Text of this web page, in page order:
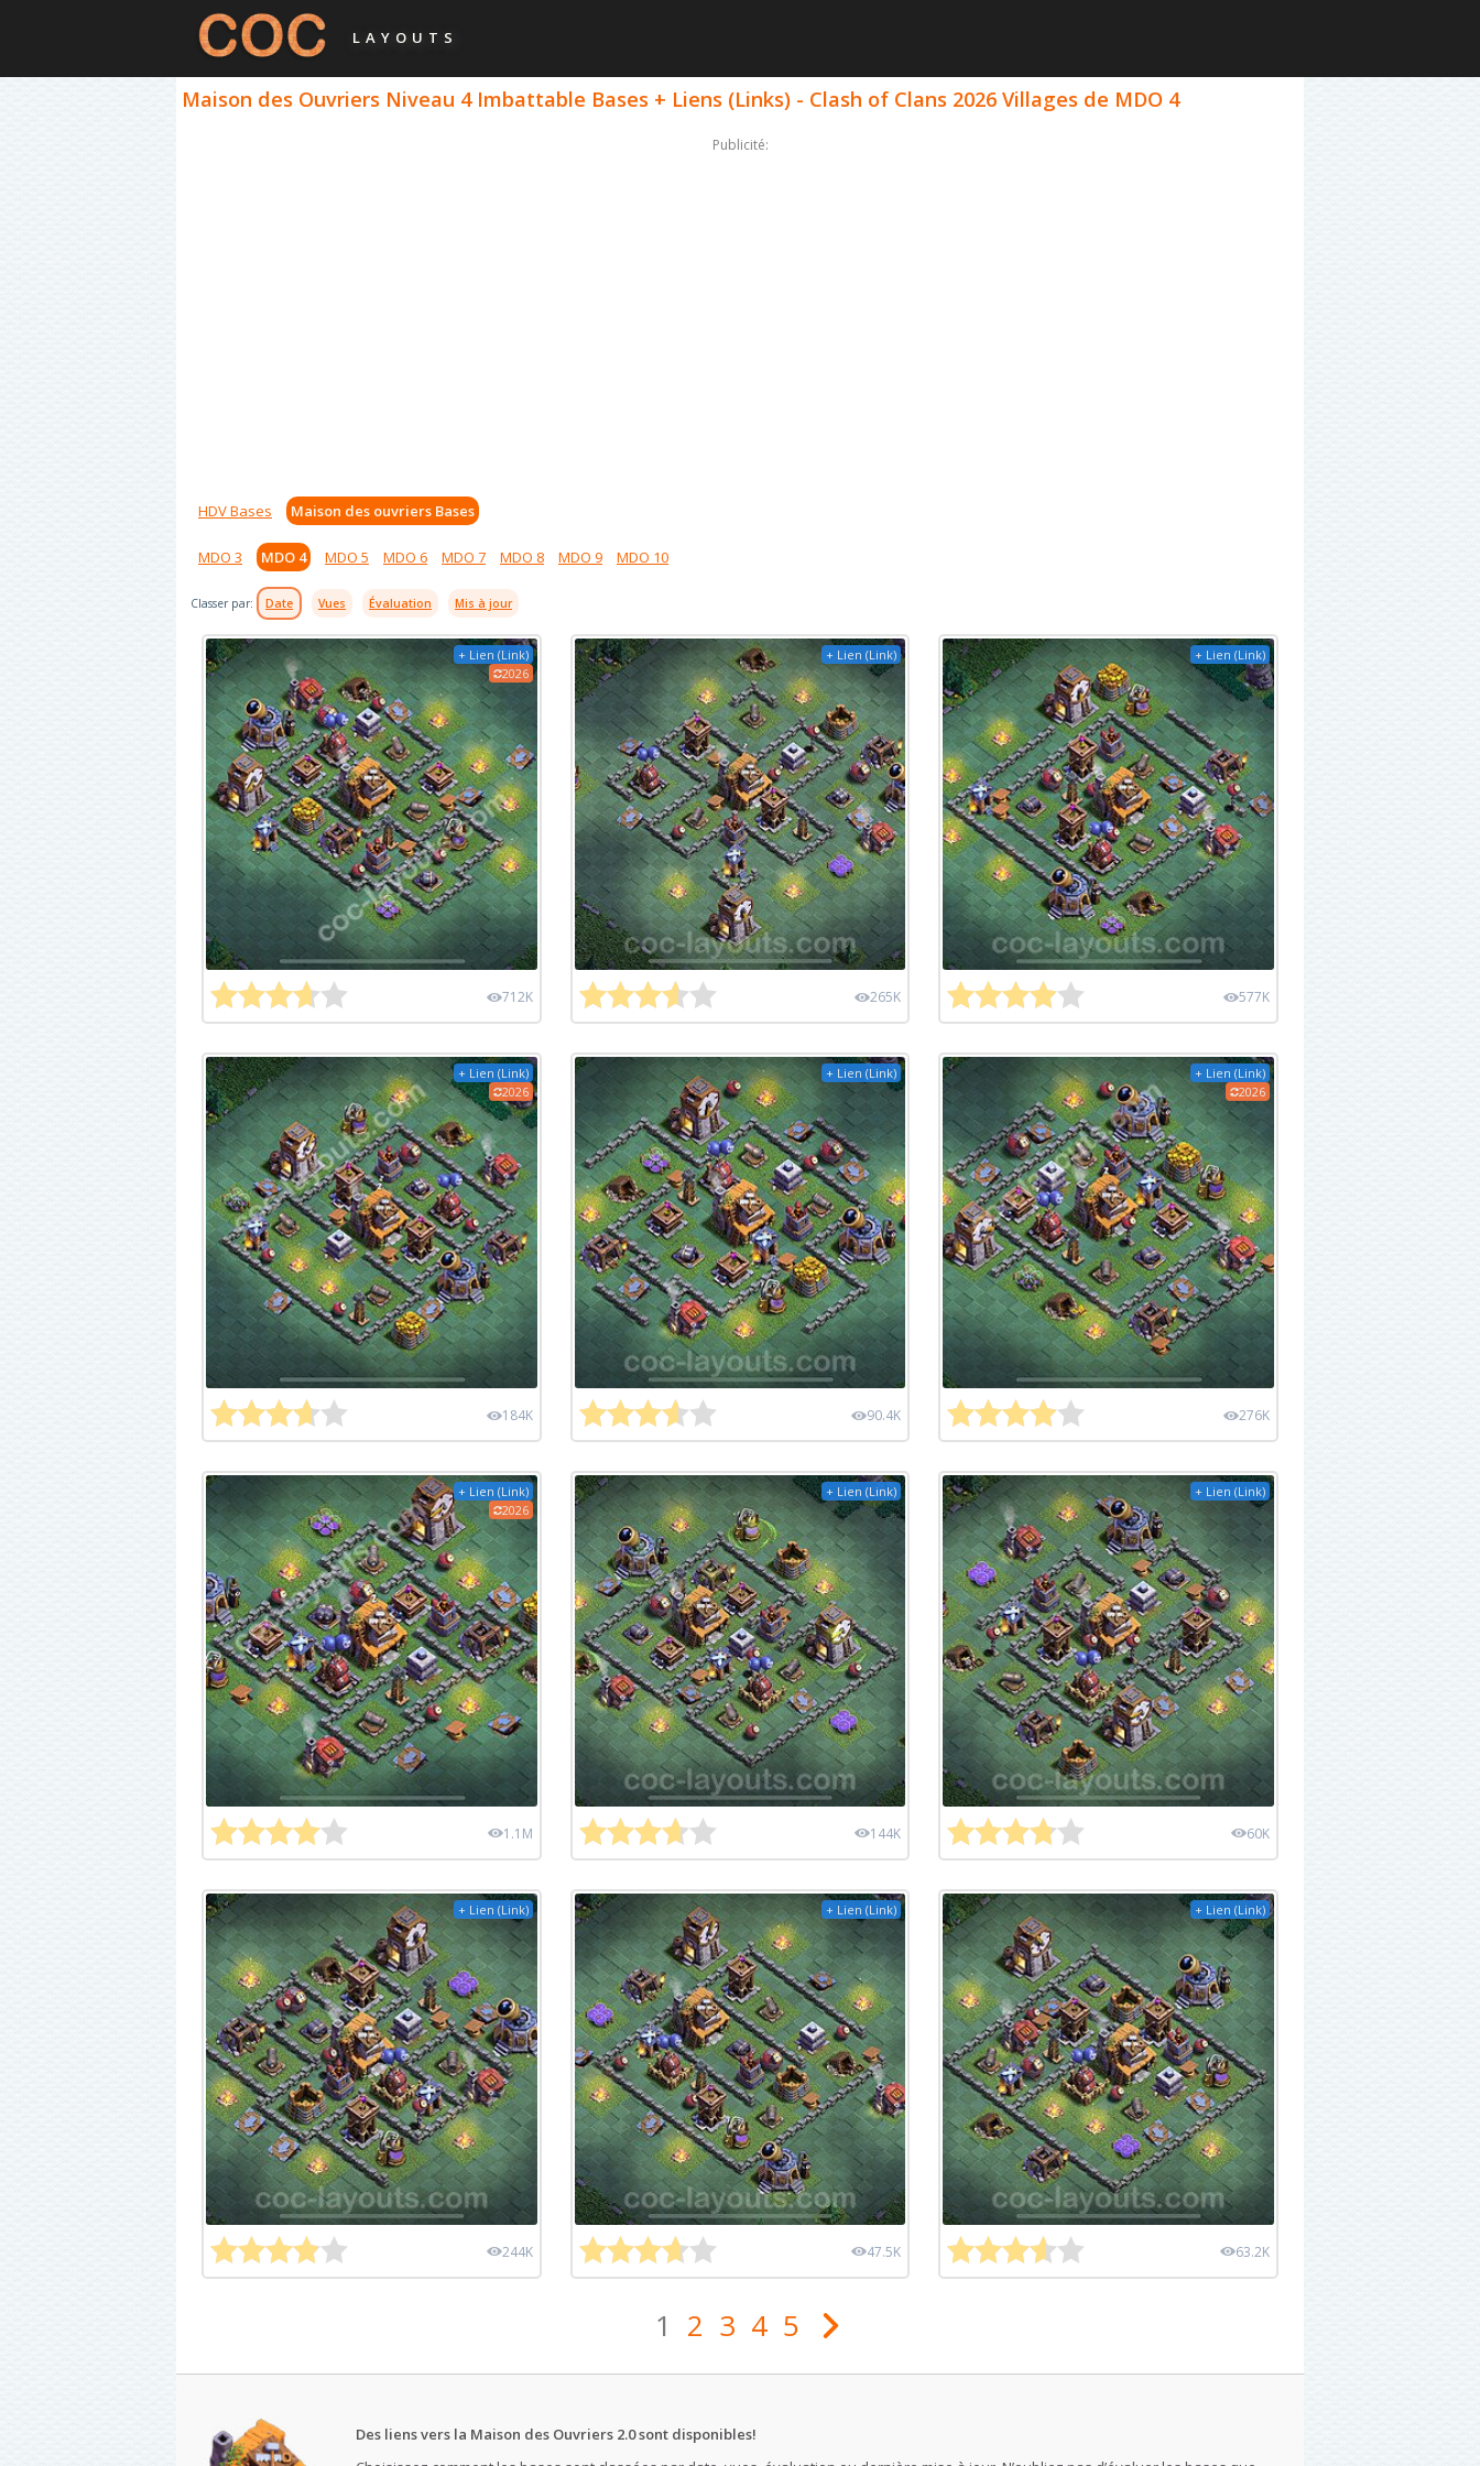
LAYOUTS
Maison des Ouvriers Niveau 4 Imbattable Bases + Liens (Links) - Clash of Clans 2026 Villages de MDO 4
Publicité:
HDV Bases Maison des ouvriers Bases
MDO 3 MDO 4 MDO 5 MDO 6 MDO 7 MDO 8 MDO 9 MDO 10
Classer par: Date Vues Évaluation Mis à jour
+ Lien (Link)
2026
712K
+ Lien (Link)
265K
+ Lien (Link)
577K
+ Lien (Link)
2026
184K
+ Lien (Link)
90.4K
+ Lien (Link)
2026
276K
+ Lien (Link)
2026
1.1M
+ Lien (Link)
144K
+ Lien (Link)
60K
+ Lien (Link)
244K
+ Lien (Link)
47.5K
+ Lien (Link)
63.2K
1 2 3 4 5
Des liens vers la Maison des Ouvriers 2.0 sont disponibles!